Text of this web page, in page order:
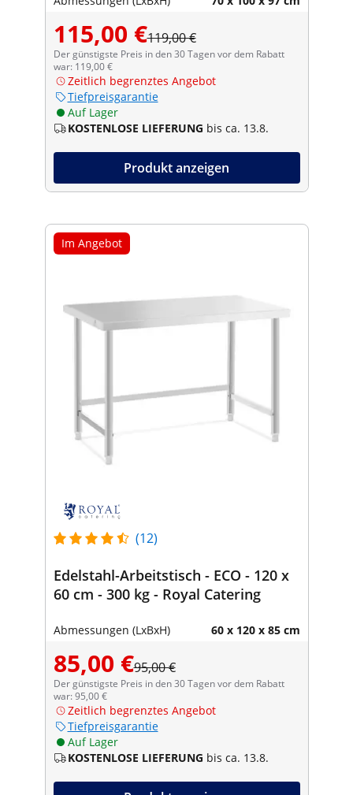
115,00 €119,00 €
Der günstigste Preis in den 30 Tagen vor dem Rabatt
war: 119,00 €
Zeitlich begrenztes Angebot
Tiefpreisgarantie
Auf Lager
KOSTENLOSE LIEFERUNG bis ca. 13.8.
Produkt anzeigen
Im Angebot
(12)
Edelstahl-Arbeitstisch - ECO - 120 x
60 cm - 300 kg - Royal Catering
Abmessungen (LxBxH) 60 x 120 x 85 cm
85,00 €95,00 €
Der günstigste Preis in den 30 Tagen vor dem Rabatt
war: 95,00 €
Zeitlich begrenztes Angebot
Tiefpreisgarantie
Auf Lager
KOSTENLOSE LIEFERUNG bis ca. 13.8.